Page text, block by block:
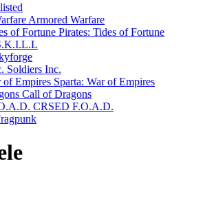
Armored Warfare
Pirates: Tides of Fortune
Soldiers Inc.
Sparta: War of Empires
Call of Dragons
CRSED F.O.A.D.